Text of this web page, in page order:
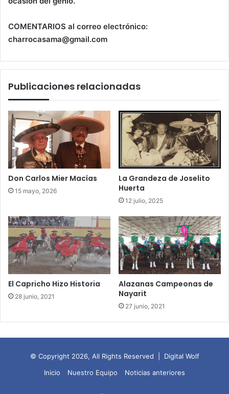
COMENTARIOS al correo electrónico:
charrocasama@gmail.com
Publicaciones relacionadas
Don Carlos Mier Macías
15 mayo, 2026
La Grandeza de Joselito
Huerta
12 julio, 2025
El Capricho Hizo Historia
28 junio, 2021
Alazanas Campeonas de
Nayarit
27 junio, 2021
© Copyright 2026, All Rights Reserved | Digital Wolf
Inicio
Nuestro Equipo Noticias anteriores